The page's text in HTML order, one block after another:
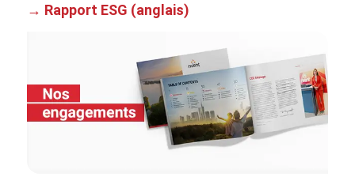
→ Rapport ESG (anglais)